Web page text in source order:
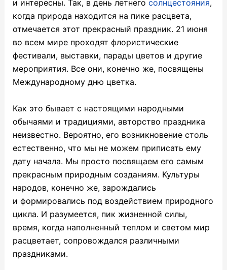
и интересны. Так, в день летнего солнцестояния,
когда природа находится на пике расцвета,
отмечается этот прекрасный праздник. 21 июня
во всем мире проходят флористические
фестивали, выставки, парады цветов и другие
мероприятия. Все они, конечно же, посвящены
Международному дню цветка.
Как это бывает с настоящими народными
обычаями и традициями, авторство праздника
неизвестно. Вероятно, его возникновение столь
естественно, что мы не можем приписать ему
дату начала. Мы просто посвящаем его самым
прекрасным природным созданиям. Культуры
народов, конечно же, зарождались
и формировались под воздействием природного
цикла. И разумеется, пик жизненной силы,
время, когда наполненный теплом и светом мир
расцветает, сопровождался различными
праздниками.